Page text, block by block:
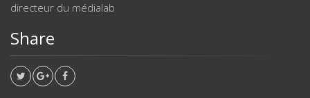
directeur du médialab
Share